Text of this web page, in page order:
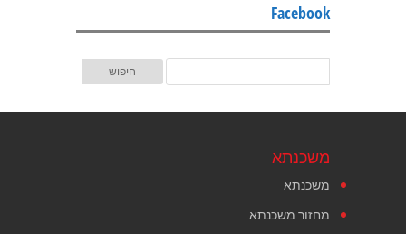
Facebook
משכנתא
משכנתא
מחזור משכנתא